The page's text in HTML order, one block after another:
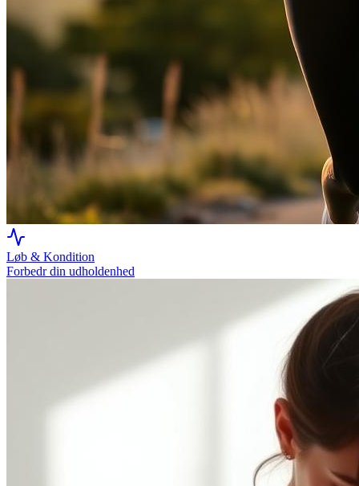
Løb & Kondition
Forbedr din udholdenhed